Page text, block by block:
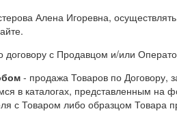
Алена Игоревна,
с Продавцом и/или
- продажа Товаров по Договору,
в каталогах, представленным
с Товаром либо образцом Товара